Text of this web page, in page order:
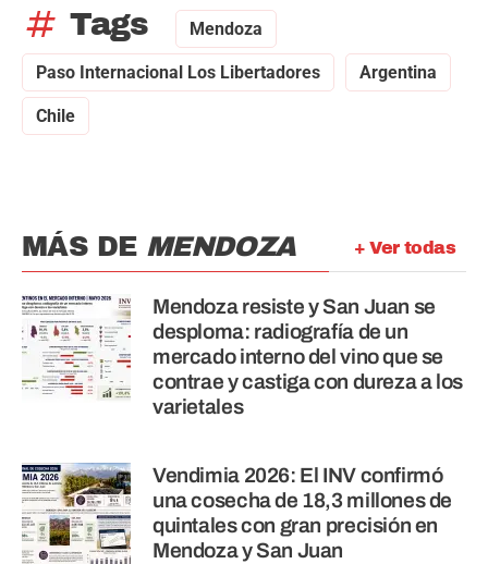
tag Tags Mendoza
Paso Internacional Los Libertadores Argentina
Chile
+ Ver todas
MÁS DE MENDOZA
Mendoza resiste y San Juan se
desploma: radiografía de un
mercado interno del vino que se
contrae y castiga con dureza a los
varietales
Vendimia 2026: El INV confirmó
una cosecha de 18,3 millones de
quintales con gran precisión en
Mendoza y San Juan